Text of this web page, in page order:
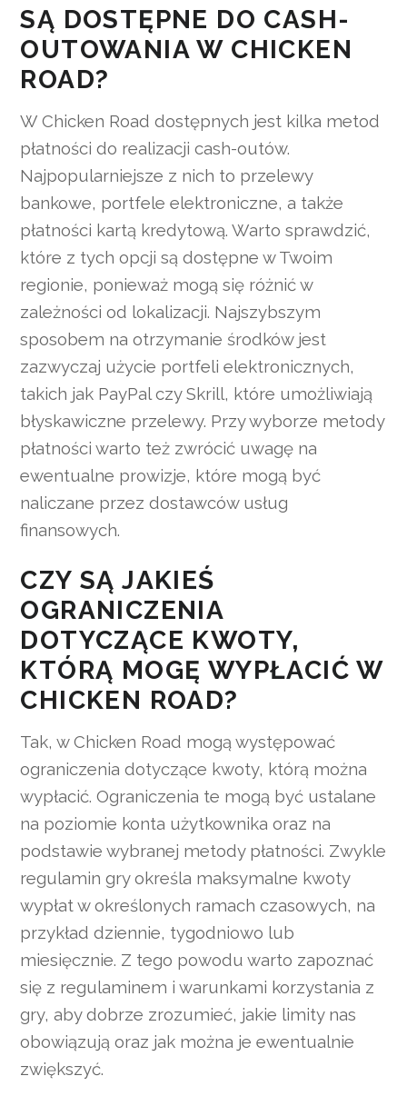
SĄ DOSTĘPNE DO CASH-
OUTOWANIA W CHICKEN
ROAD?
W Chicken Road dostępnych jest kilka metod
płatności do realizacji cash-outów.
Najpopularniejsze z nich to przelewy
bankowe, portfele elektroniczne, a także
płatności kartą kredytową. Warto sprawdzić,
które z tych opcji są dostępne w Twoim
regionie, ponieważ mogą się różnić w
zależności od lokalizacji. Najszybszym
sposobem na otrzymanie środków jest
zazwyczaj użycie portfeli elektronicznych,
takich jak PayPal czy Skrill, które umożliwiają
błyskawiczne przelewy. Przy wyborze metody
płatności warto też zwrócić uwagę na
ewentualne prowizje, które mogą być
naliczane przez dostawców usług
finansowych.
CZY SĄ JAKIEŚ
OGRANICZENIA
DOTYCZĄCE KWOTY,
KTÓRĄ MOGĘ WYPŁACIĆ W
CHICKEN ROAD?
Tak, w Chicken Road mogą występować
ograniczenia dotyczące kwoty, którą można
wypłacić. Ograniczenia te mogą być ustalane
na poziomie konta użytkownika oraz na
podstawie wybranej metody płatności. Zwykle
regulamin gry określa maksymalne kwoty
wypłat w określonych ramach czasowych, na
przykład dziennie, tygodniowo lub
miesięcznie. Z tego powodu warto zapoznać
się z regulaminem i warunkami korzystania z
gry, aby dobrze zrozumieć, jakie limity nas
obowiązują oraz jak można je ewentualnie
zwiększyć.